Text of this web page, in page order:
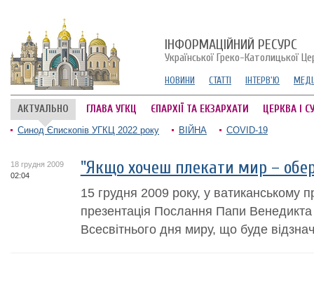
ІНФОРМАЦІЙНИЙ РЕСУРС
Української Греко-Католицької
НОВИНИ СТАТТІ ІНТЕРВ'Ю
АКТУАЛЬНО ГЛАВА УГКЦ ЄПАРХІЇ ТА ЕКЗАРХАТИ ЦЕРКВА І
Синод Єпископів УГКЦ 2022 року ВІЙНА COVID-19
18 грудня 2009
02:04
"Якщо хочеш плекати мир –
15 грудня 2009 року, у ватиканському
презентація Послання Папи Венедикта
Всесвітнього дня миру, що буде